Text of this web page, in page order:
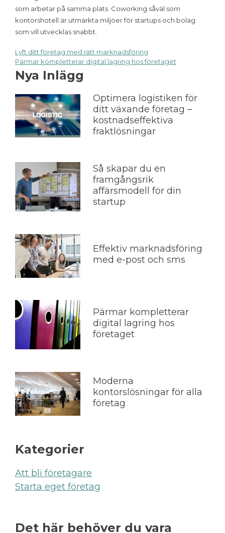
som arbetar på samma plats. Coworking såväl som
kontorshotell är utmärkta miljöer för startups och bolag
som vill utvecklas snabbt.
Inläggsnavigering
Lyft ditt företag med rätt marknadsföring
Pärmar kompletterar digital lagring hos företaget
Nya Inlägg
Optimera logistiken för
ditt växande företag –
kostnadseffektiva
fraktlösningar
Så skapar du en
framgångsrik
affärsmodell för din
startup
Effektiv marknadsföring
med e-post och sms
Pärmar kompletterar
digital lagring hos
företaget
Moderna
kontorslösningar för alla
företag
Kategorier
Att bli företagare
Starta eget företag
Det här behöver du vara